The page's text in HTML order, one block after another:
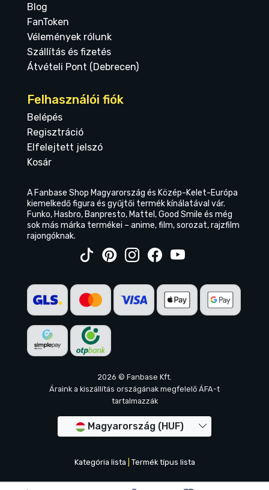
Blog
FanToken
Vélemények rólunk
Szállítás és fizetés
Átvételi Pont (Debrecen)
Felhasználói fiók
Belépés
Regisztráció
Elfelejtett jelszó
Kosár
A Fanbase Shop Magyarország és Közép-Kelet-Európa
kiemelkedő figura és gyűjtői termék kínálatával vár.
Funko, Hasbro, Banpresto, Mattel, Good Smile és még
sok más márka termékei – anime, film, sorozat, rajzfilm
rajongóknak.
2026 © Fanbase Kft.
Áraink a kiszállítás országának megfelelő ÁFA-t
tartalmazzák
Magyarország (HUF)
Kategória lista Termék típus lista